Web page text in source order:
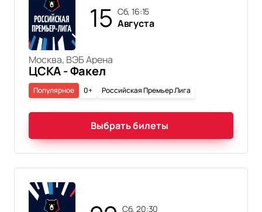
15 сб, 16:15
Августа
Москва, ВЭБ Арена
ЦСКА - Факел
0+ Российская Премьер Лига
Популярное
Выбрать билеты
сб, 20:30